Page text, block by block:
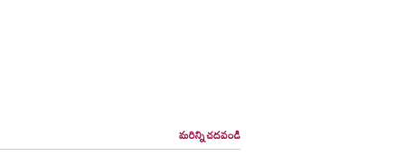
మరిన్ని చదవండి